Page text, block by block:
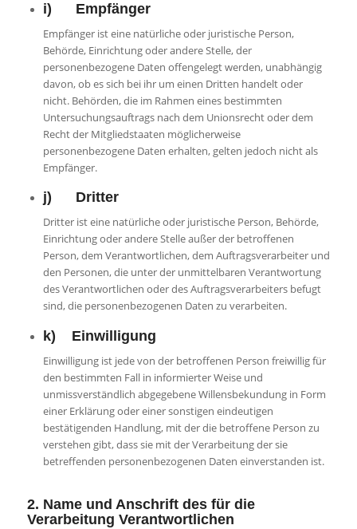
i) Empfänger
Empfänger ist eine natürliche oder juristische Person,
Behörde, Einrichtung oder andere Stelle, der
personenbezogene Daten offengelegt werden, unabhängig
davon, ob es sich bei ihr um einen Dritten handelt oder
nicht. Behörden, die im Rahmen eines bestimmten
Untersuchungsauftrags nach dem Unionsrecht oder dem
Recht der Mitgliedstaaten möglicherweise
personenbezogene Daten erhalten, gelten jedoch nicht als
Empfänger.
j) Dritter
Dritter ist eine natürliche oder juristische Person, Behörde,
Einrichtung oder andere Stelle außer der betroffenen
Person, dem Verantwortlichen, dem Auftragsverarbeiter und
den Personen, die unter der unmittelbaren Verantwortung
des Verantwortlichen oder des Auftragsverarbeiters befugt
sind, die personenbezogenen Daten zu verarbeiten.
k) Einwilligung
Einwilligung ist jede von der betroffenen Person freiwillig für
den bestimmten Fall in informierter Weise und
unmissverständlich abgegebene Willensbekundung in Form
einer Erklärung oder einer sonstigen eindeutigen
bestätigenden Handlung, mit der die betroffene Person zu
verstehen gibt, dass sie mit der Verarbeitung der sie
betreffenden personenbezogenen Daten einverstanden ist.
2. Name und Anschrift des für die
Verarbeitung Verantwortlichen